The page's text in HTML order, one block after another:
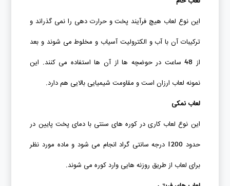
این نوع لعاب هیچ فرآیند پخت و حرارت دهی را نمی گذراند و
ترکیبات آن با آب و الکترولیت آسیاب و مخلوط می شوند و بعد
از 48 ساعت در حوضچه ها از آن ها استفاده می کنند. این
نمونه لعاب ارزان است و مقاومت شیمیایی بالایی هم دارد.
لعاب نمکی
این نوع لعاب کاری در کوره های سنتی با دمای پخت پایین در
حدود 1200 درجه سانتی گراد انجام می شود و ماده مورد نظر
برای لعاب از طریق روزنه هایی وارد کوره می شوند.